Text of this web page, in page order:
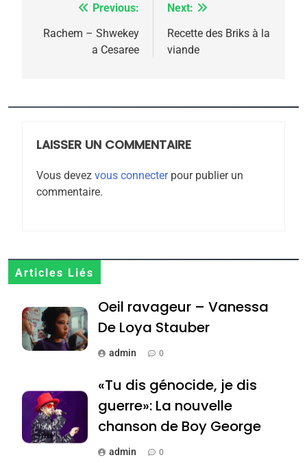
Navigation
de
Previous:
Rachem – Shwekey
a Cesaree
Next:
Recette des Briks à la
viande
LAISSER UN COMMENTAIRE
Vous devez vous connecterpour publier un
commentaire.
Articles Liés
Oeil ravageur – Vanessa
De Loya Stauber
admin 0
«Tu dis génocide, je dis
guerre»: La nouvelle
chanson de Boy George
admin 0
2025, l’année la plus
rapport d’ADL contre
FRANCE ISRAÉL
6
Zrihen-Dvir
7
Jacques Hadida
JUDAISME
Maroc : Les amandes de
Tafraout, le miel de Tadla
Azilal consacrés produits
du terroir